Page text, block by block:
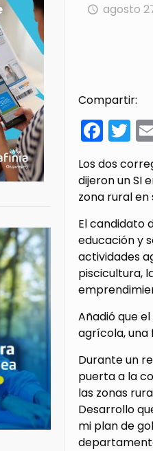
agosto
Compartir:
Los dos
dijeron un SI
zona rural en
El candidato
educación y
actividades
piscicultura,
Añadió que
agrícola, una
Durante un
puerta a la
las zonas
Desarrollo
mi plan de